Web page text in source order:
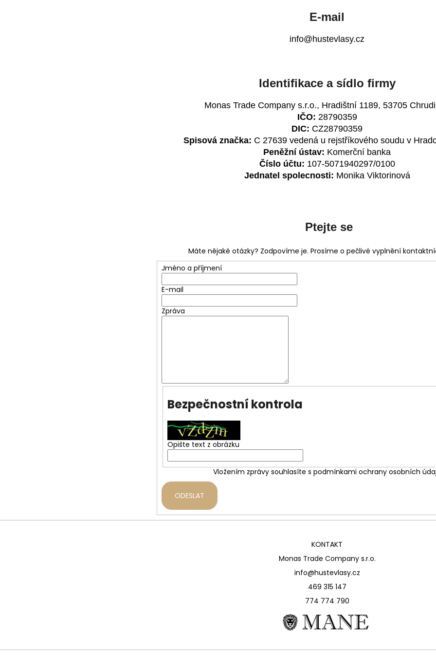
E-mail
info@hustevlasy.cz
Identifikace a sídlo firmy
Monas Trade Company s.r.o., Hradištní 1189, 53705
IČO: 28790359
DIC: CZ28790359
Spisová značka: C 27639 vedená u rejstříkového soudu v
Peněžní ústav: Komerční banka
Číslo účtu: 107-5071940297/0100
Jednatel spolecnosti: Monika Viktorinová
Ptejte se
Máte nějaké otázky? Zodpovíme je. Prosíme o pečlivé vyplnění
Jméno a příjmení
E-mail
Zpráva
Bezpečnostní kontrola
Opište text z obrázku
Vložením zprávy souhlasíte s podmínkami ochrany osobních
ODESLAT
KONTAKT
Monas Trade Company s.r.o.
info@hustevlasy.cz
469 315 147
774 774 790